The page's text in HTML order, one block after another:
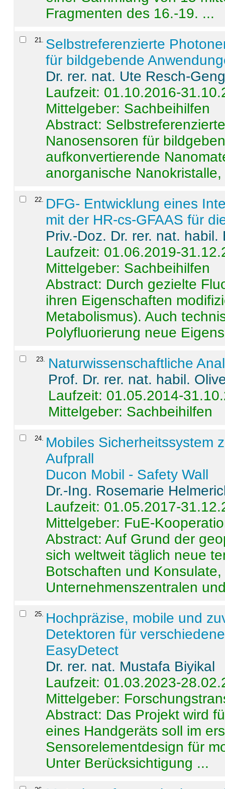
Fragmenten des 16.-19. ...
21
Selbstreferenzierte
für bildgebende
Dr. rer. nat. Ute Resch-
Laufzeit: 01.10.2016-
Mittelgeber: Sachbeihilfen
Abstract:
Nanosensoren für
aufkonvertierende
anorganische
22
DFG- Entwicklung eines
mit der HR-cs-GFAAS für
Priv.-Doz. Dr. rer. nat.
Laufzeit: 01.06.2019-
Mittelgeber: Sachbeihilfen
Abstract: Durch gezielte
ihren Eigenschaften
Metabolismus). Auch
Polyfluorierung neue
23. Naturwissenschaftliche
Prof. Dr. rer. nat. habil.
Laufzeit: 01.05.2014-
Mittelgeber: Sachbeihilfen
24. Mobiles Sicherheitssystem
Aufprall
Ducon Mobil - Safety Wall
Dr.-Ing. Rosemarie
Laufzeit: 01.05.2017-
Mittelgeber: FuE-
Abstract:Auf Grund der
sich weltweit täglich neue
Botschaften und
Unternehmenszentralen
25. Hochpräzise, mobile und
Detektoren für
EasyDetect
Dr. rer. nat. Mustafa Biyikal
Laufzeit: 01.03.2023-
Mittelgeber:
Abstract: Das Projekt wird
eines Handgeräts soll im
Sensorelementdesign für
Unter Berücksichtigung ...